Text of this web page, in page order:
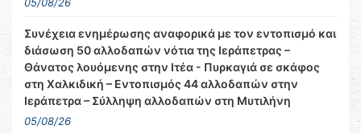
Συνέχεια ενημέρωσης αναφορικά με τον εντοπισμό και
διάσωση 50 αλλοδαπών νότια της Ιεράπετρας –
Θάνατος λουόμενης στην Ιτέα - Πυρκαγιά σε σκάφος
στη Χαλκιδική – Εντοπισμός 44 αλλοδαπών στην
Ιεράπετρα – Σύλληψη αλλοδαπών στη Μυτιλήνη
05/08/26